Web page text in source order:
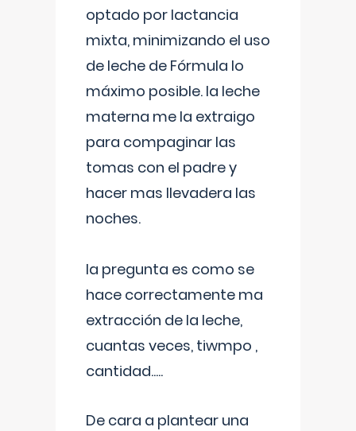
optado por lactancia
mixta, minimizando el uso
de leche de Fórmula lo
máximo posible. la leche
materna me la extraigo
para compaginar las
tomas con el padre y
hacer mas llevadera las
noches.
la pregunta es como se
hace correctamente ma
extracción de la leche,
cuantas veces, tiwmpo ,
cantidad.....
De cara a plantear una